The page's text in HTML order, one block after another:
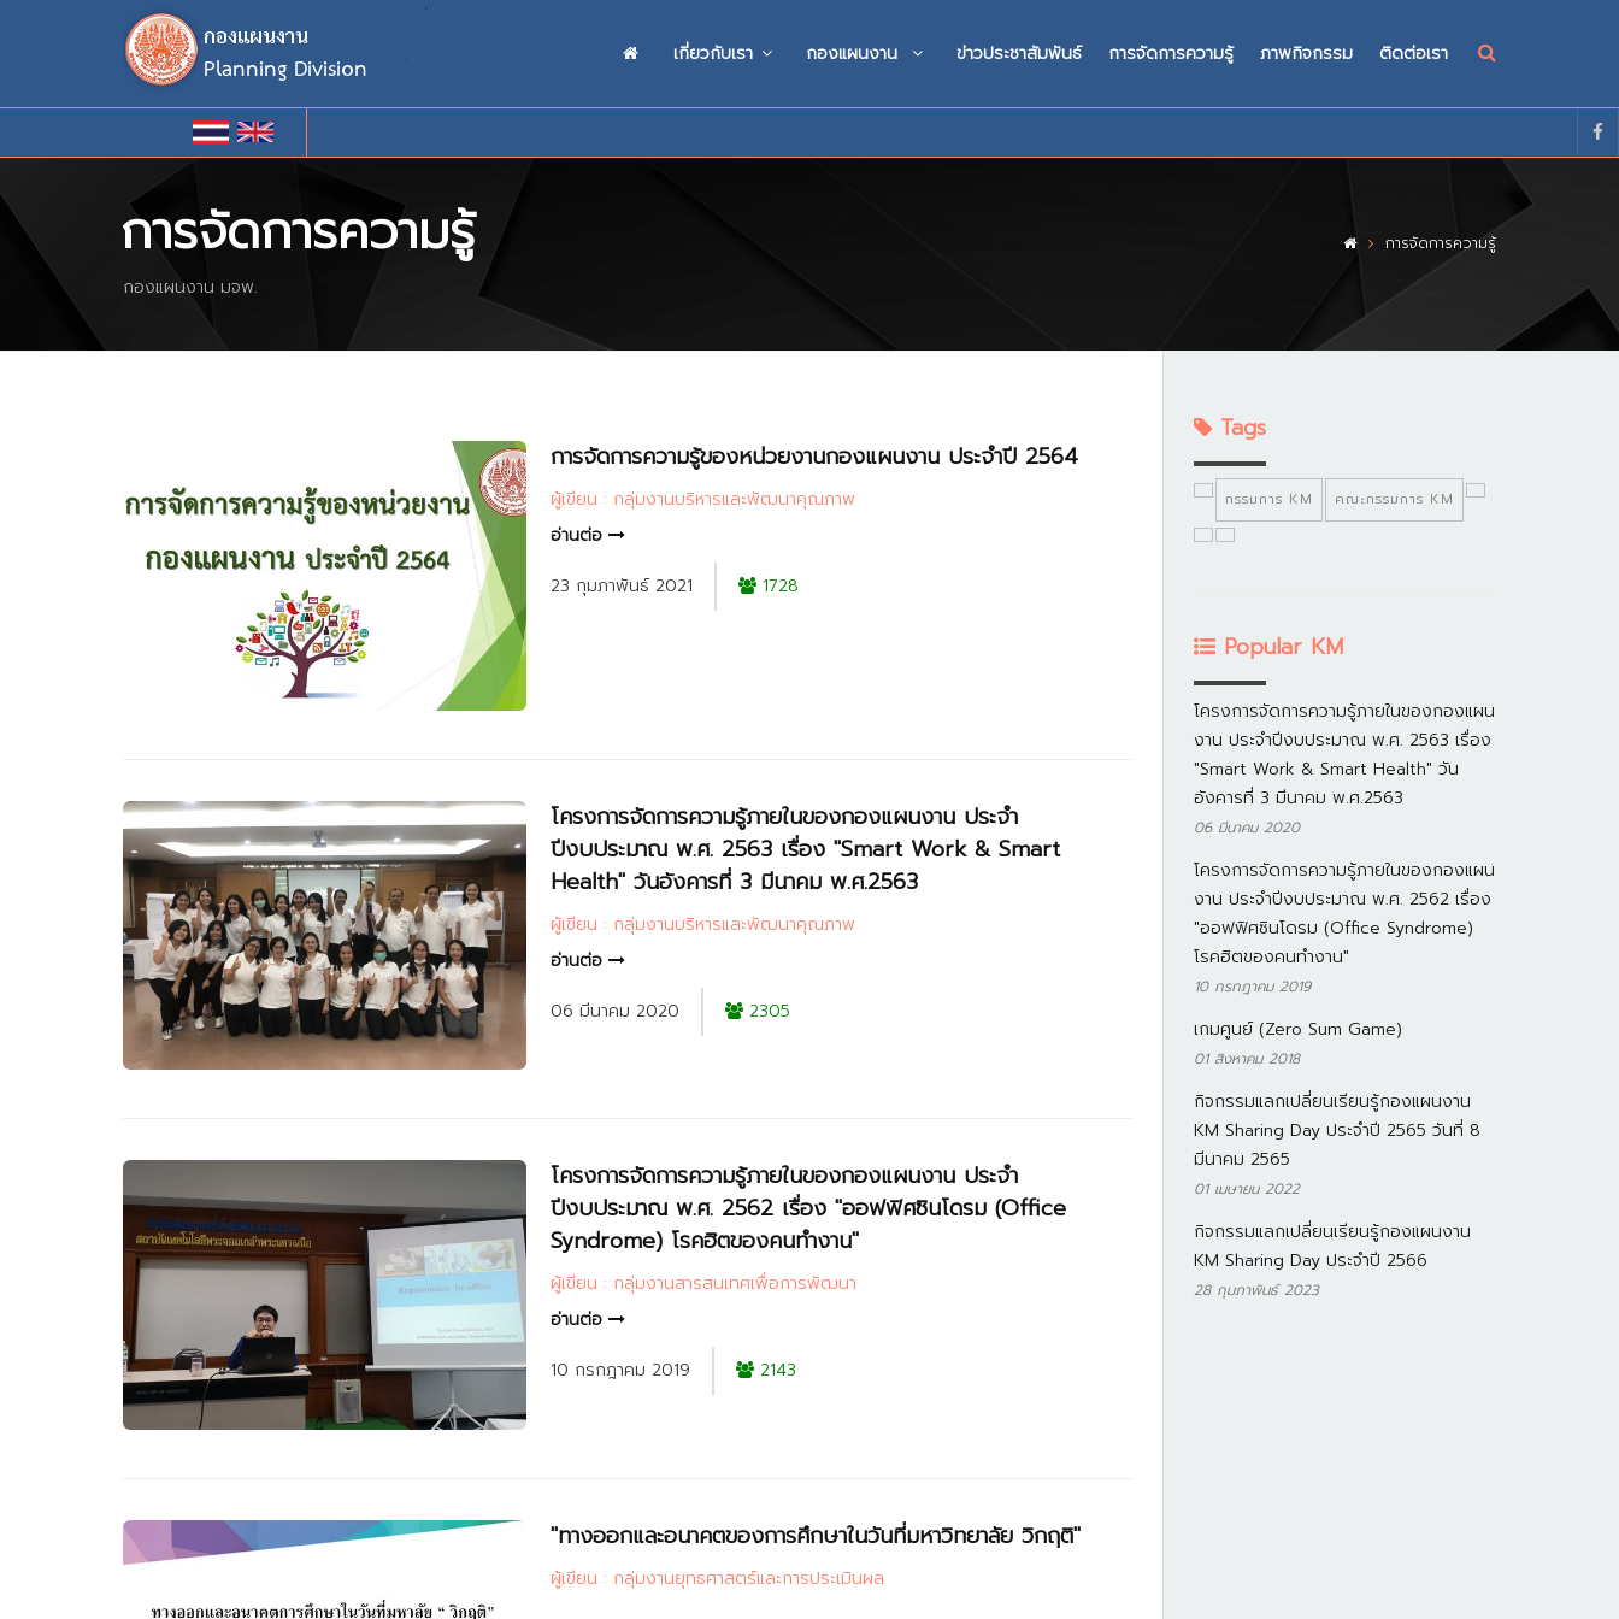
เกี่ยวกับเรา กองแผนงาน ข่าวประชาสัมพันธ์ การจัดการความรู้ ภาพกิจกรรม ติดต่อเรา
`
การจัดการความรู้
กองแผนงาน มจพ.
การจัดการความรู้
การจัดการความรู้ของหน่วยงานกองแผนงาน ประจำปี 2564
ผู้เขียน : กลุ่มงานบริหารและพัฒนาคุณภาพ
อ่านต่อ
23 กุมภาพันธ์ 2021
1728
โครงการจัดการความรู้ภายในของกองแผนงาน ประจำ
ปีงบประมาณ พ.ศ. 2563 เรื่อง "Smart Work & Smart
Health" วันอังคารที่ 3 มีนาคม พ.ศ.2563
ผู้เขียน : กลุ่มงานบริหารและพัฒนาคุณภาพ
อ่านต่อ
06 มีนาคม 2020
2305
โครงการจัดการความรู้ภายในของกองแผนงาน ประจำ
ปีงบประมาณ พ.ศ. 2562 เรื่อง "ออฟฟิศซินโดรม (Office
Syndrome) โรคฮิตของคนทำงาน"
ผู้เขียน : กลุ่มงานสารสนเทศเพื่อการพัฒนา
อ่านต่อ
10 กรกฎาคม 2019
2143
"ทางออกและอนาคตของการศึกษาในวันที่มหาวิทยาลัย วิกฤติ"
ผู้เขียน : กลุ่มงานยุทธศาสตร์และการประเมินผล
Tags
กรรมการ KM คณะกรรมการ KM
Popular KM
โครงการจัดการความรู้ภายในของกองแผน
งาน ประจำปีงบประมาณ พ.ศ. 2563 เรื่อง
"Smart Work & Smart Health" วัน
อังคารที่ 3 มีนาคม พ.ศ.2563
06 มีนาคม 2020
โครงการจัดการความรู้ภายในของกองแผน
งาน ประจำปีงบประมาณ พ.ศ. 2562 เรื่อง
"ออฟฟิศซินโดรม (Office Syndrome)
โรคฮิตของคนทำงาน"
10 กรกฎาคม 2019
เกมศูนย์ (Zero Sum Game)
01 สิงหาคม 2018
กิจกรรมแลกเปลี่ยนเรียนรู้กองแผนงาน
KM Sharing Day ประจำปี 2565 วันที่ 8
มีนาคม 2565
01 เมษายน 2022
กิจกรรมแลกเปลี่ยนเรียนรู้กองแผนงาน
KM Sharing Day ประจำปี 2566
28 กุมภาพันธ์ 2023